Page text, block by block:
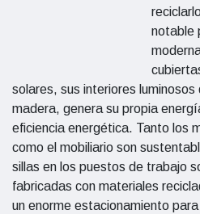
notable
solares, sus interiores
madera, genera su propia
eficiencia energética. Tanto los
como el mobiliario son
sillas en los puestos de trabajo
fabricadas con materiales
un enorme estacionamiento